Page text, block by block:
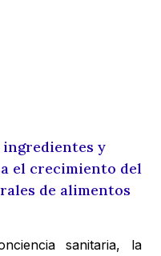
ingredientes y
el crecimiento del
de alimentos
sanitaria, la